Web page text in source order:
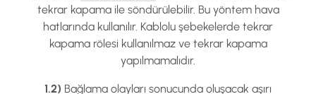
tekrar kapama ile söndürülebilir. Bu yöntem hava
hatlarında kullanılır. Kablolu şebekelerde tekrar
kapama rölesi kullanılmaz ve tekrar kapama
yapılmamalıdır.
1.2) Bağlama olayları sonucunda oluşacak aşırı